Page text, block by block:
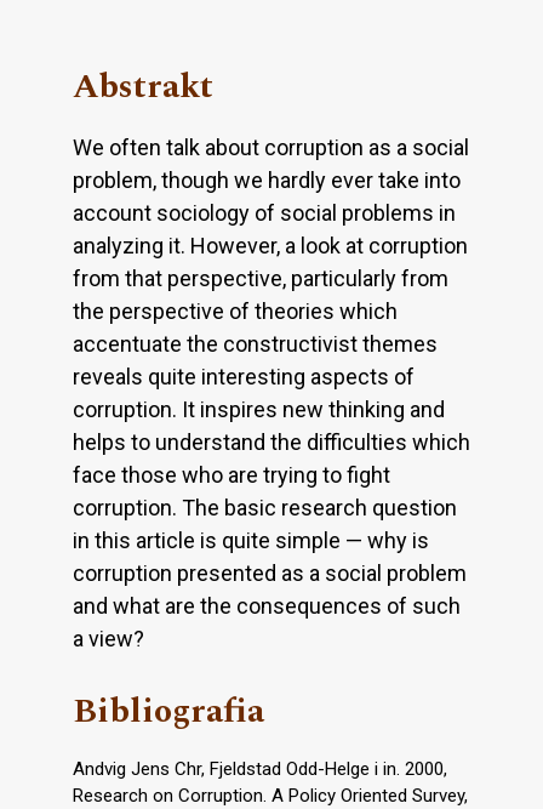
Abstrakt
We often talk about corruption as a social
problem, though we hardly ever take into
account sociology of social problems in
analyzing it. However, a look at corruption
from that perspective, particularly from
the perspective of theories which
accentuate the constructivist themes
reveals quite interesting aspects of
corruption. It inspires new thinking and
helps to understand the difficulties which
face those who are trying to fight
corruption. The basic research question
in this article is quite simple — why is
corruption presented as a social problem
and what are the consequences of such
a view?
Bibliografia
Andvig Jens Chr, Fjeldstad Odd-Helge i in. 2000,
Research on Corruption. A Policy Oriented Survey,